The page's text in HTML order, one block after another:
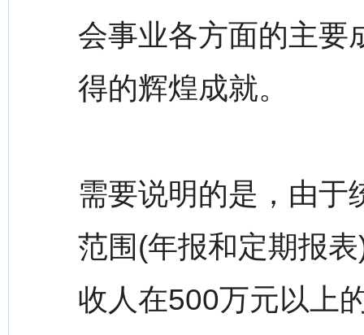
会事业各方面的主要
得的辉煌成就。
需要说明的是，由于
范围(年报和定期报
收人在500万元以上